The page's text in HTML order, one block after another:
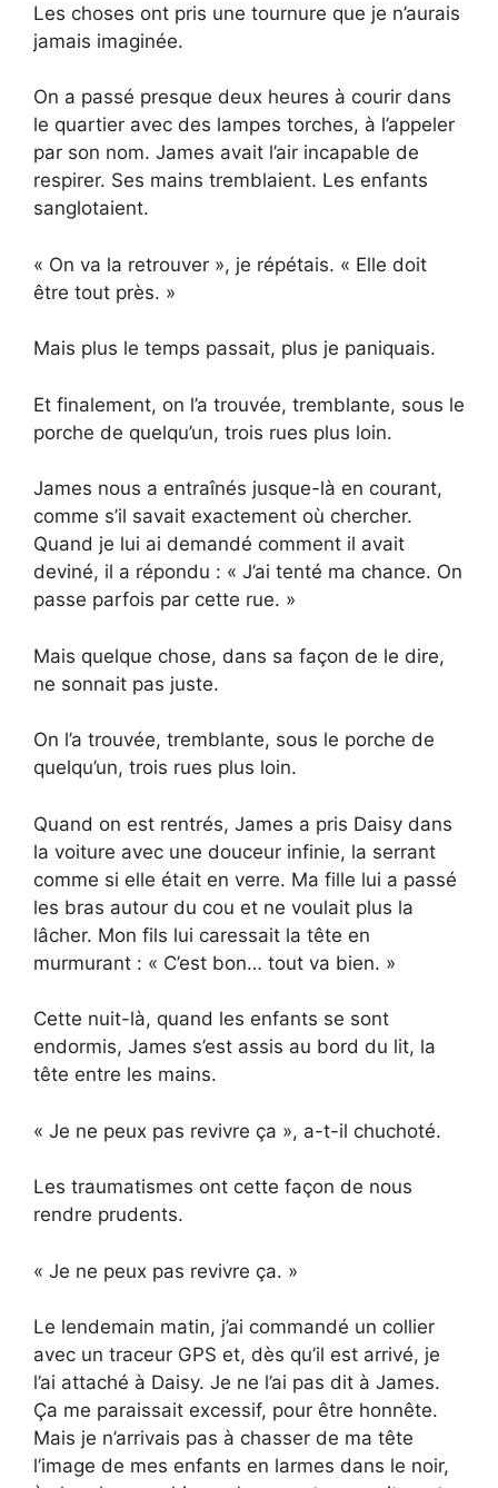
Les choses ont pris une tournure que je n’aurais
jamais imaginée.
On a passé presque deux heures à courir dans
le quartier avec des lampes torches, à l’appeler
par son nom. James avait l’air incapable de
respirer. Ses mains tremblaient. Les enfants
sanglotaient.
« On va la retrouver », je répétais. « Elle doit
être tout près. »
Mais plus le temps passait, plus je paniquais.
Et finalement, on l’a trouvée, tremblante, sous le
porche de quelqu’un, trois rues plus loin.
James nous a entraînés jusque-là en courant,
comme s’il savait exactement où chercher.
Quand je lui ai demandé comment il avait
deviné, il a répondu : « J’ai tenté ma chance. On
passe parfois par cette rue. »
Mais quelque chose, dans sa façon de le dire,
ne sonnait pas juste.
On l’a trouvée, tremblante, sous le porche de
quelqu’un, trois rues plus loin.
Quand on est rentrés, James a pris Daisy dans
la voiture avec une douceur infinie, la serrant
comme si elle était en verre. Ma fille lui a passé
les bras autour du cou et ne voulait plus la
lâcher. Mon fils lui caressait la tête en
murmurant : « C’est bon… tout va bien. »
Cette nuit-là, quand les enfants se sont
endormis, James s’est assis au bord du lit, la
tête entre les mains.
« Je ne peux pas revivre ça », a-t-il chuchoté.
Les traumatismes ont cette façon de nous
rendre prudents.
« Je ne peux pas revivre ça. »
Le lendemain matin, j’ai commandé un collier
avec un traceur GPS et, dès qu’il est arrivé, je
l’ai attaché à Daisy. Je ne l’ai pas dit à James.
Ça me paraissait excessif, pour être honnête.
Mais je n’arrivais pas à chasser de ma tête
l’image de mes enfants en larmes dans le noir,